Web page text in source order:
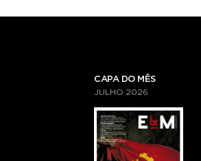
CAPA DO MÊS
JULHO 2026